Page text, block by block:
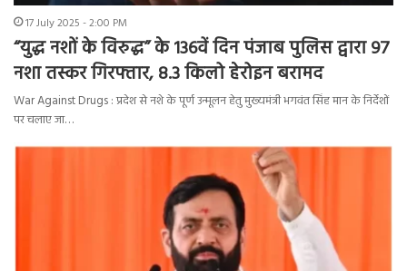
17 July 2025 - 2:00 PM
“युद्ध नशों के विरुद्ध” के 136वें दिन पंजाब पुलिस द्वारा 97
नशा तस्कर गिरफ्तार, 8.3 किलो हेरोइन बरामद
War Against Drugs : प्रदेश से नशे के पूर्ण उन्मूलन हेतु मुख्यमंत्री भगवंत सिंह मान के निर्देशों
पर चलाए जा…